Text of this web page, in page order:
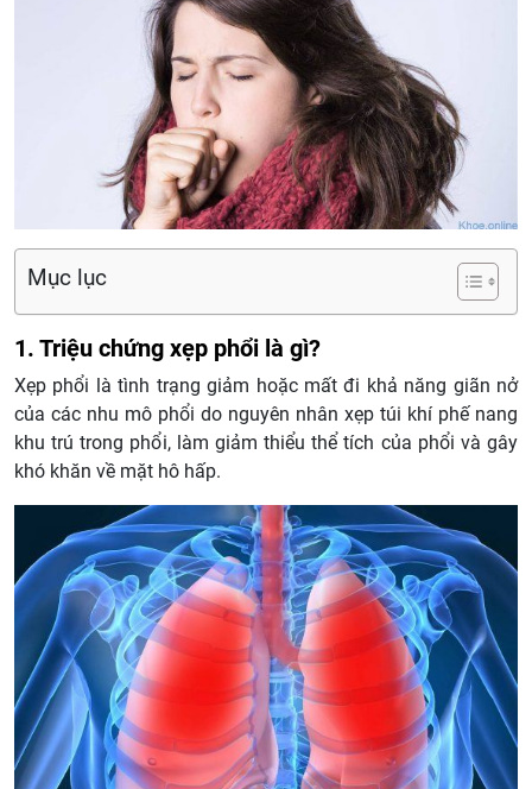
Mục lục
1. Triệu chứng xẹp phổi là gì?
Xẹp phổi là tình trạng giảm hoặc mất đi khả năng giãn nở
của các nhu mô phổi do nguyên nhân xẹp túi khí phế nang
khu trú trong phổi, làm giảm thiểu thể tích của phổi và gây
khó khăn về mặt hô hấp.